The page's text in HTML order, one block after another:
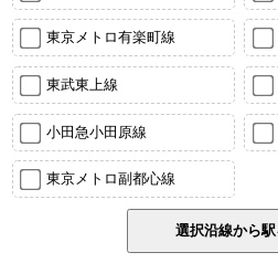
東京メトロ有楽町線
東武東上線
小田急小田原線
東京メトロ副都心線